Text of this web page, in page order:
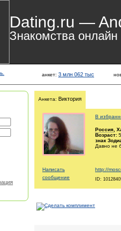
Dating.ru —
Знакомства онлайн
анкет: 3 млн 062 тыс
Анкета: Виктория
В
Россия ,
Возраст:
знак
Давно не
Написать
сообщение
http://
ID: